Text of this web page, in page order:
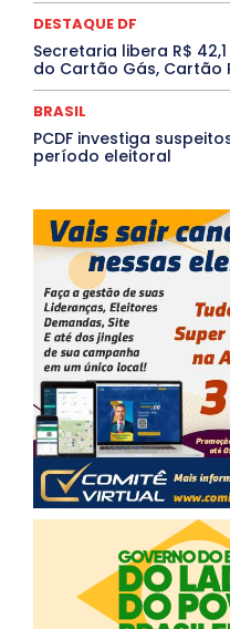
DESTAQUE DF
Secretaria libera R$
do Cartão Gás, Cartão
BRASIL
PCDF investiga
período eleitoral